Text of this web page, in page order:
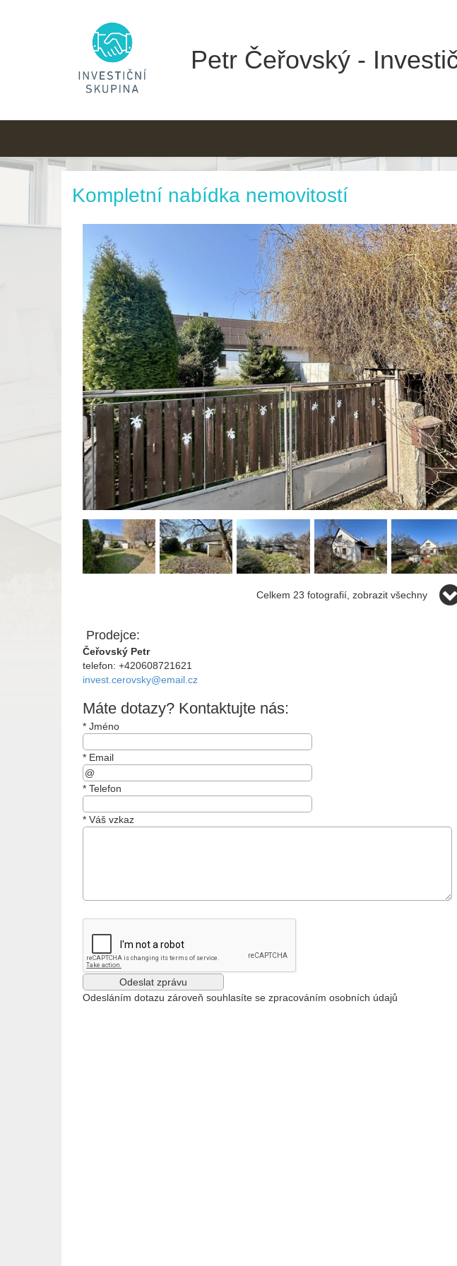
Petr Čeřovský -
Kompletní nabídka nemovitostí
Celkem 23 fotografií, zobrazit všechny
Prodejce:
Čeřovský Petr
telefon: +420608721621
invest.cerovsky@email.cz
Máte dotazy? Kontaktujte nás:
* Jméno
* Email
* Telefon
* Váš vzkaz
Odesláním dotazu zároveň souhlasíte se zpracováním osobních údajů